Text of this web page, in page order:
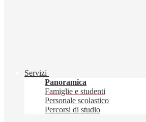
Servizi
Panoramica
Famiglie e studenti
Personale scolastico
Percorsi di studio